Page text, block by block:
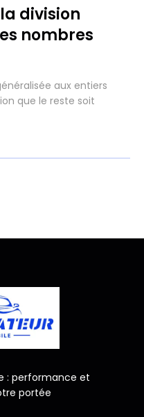
division
nombres
aux entiers
que le reste soit
: performance et
portée